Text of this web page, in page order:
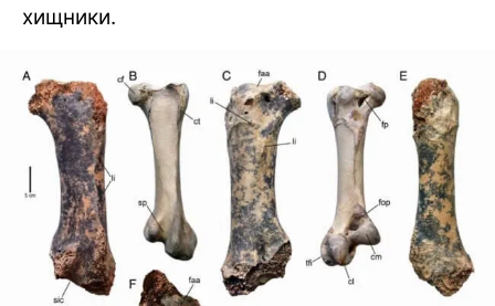
хищники.